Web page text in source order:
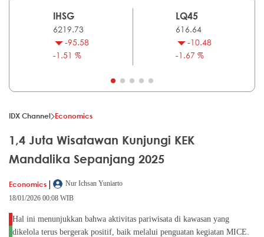
IHSG
6219.73
-95.58
-1.51 %
LQ45
616.64
-10.48
-1.67 %
IDX Channel Economics
1,4 Juta Wisatawan Kunjungi KEK
Mandalika Sepanjang 2025
Economics |
Nur Ichsan Yuniarto
18/01/2026 00:08 WIB
Hal ini menunjukkan bahwa aktivitas pariwisata di kawasan yang
dikelola terus bergerak positif, baik melalui penguatan kegiatan MICE.